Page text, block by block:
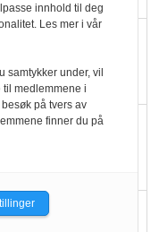
men fulle
i butikken
innhold til deg
Les mer i vår
samtykker under, vil
medlemmene i
på tvers av
finner du på